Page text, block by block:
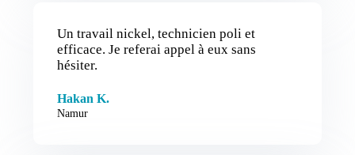
Un travail nickel, technicien poli et
efficace. Je referai appel à eux sans
hésiter.
Hakan K.
Namur